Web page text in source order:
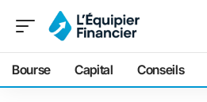
Bourse Capital Conseils